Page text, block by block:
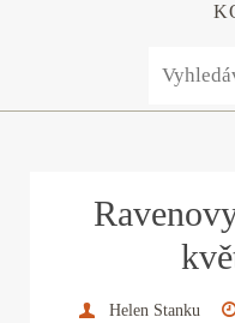
Helen Stanku